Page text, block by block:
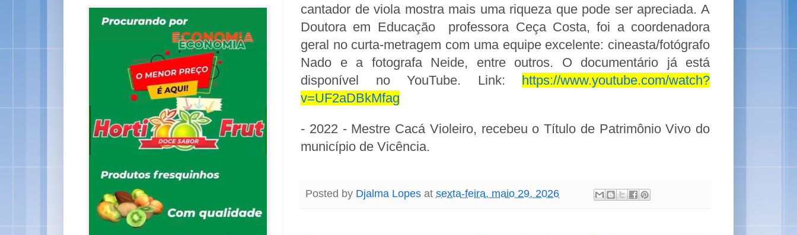
cantador de viola mostra mais uma riqueza que pode ser apreciada. A
Doutora em Educação professora Ceça Costa, foi a coordenadora
geral no curta-metragem com uma equipe excelente: cineasta/fotógrafo
Nado e a fotografa Neide, entre outros. O documentário já está
disponível no YouTube. Link: https://www.youtube.com/watch?
v=UF2aDBkMfag
- 2022 - Mestre Cacá Violeiro, recebeu o Título de Patrimônio Vivo do
município de Vicência.
Posted by Djalma Lopes at sexta-feira, maio 29, 2026